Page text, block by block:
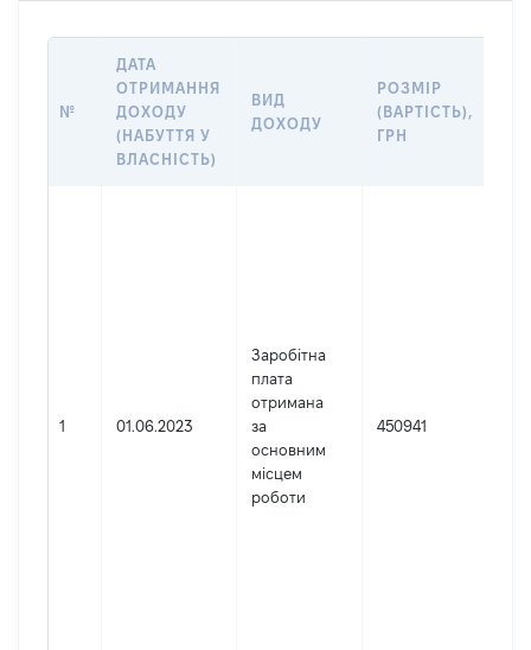
№
ДАТА
ОТРИМАННЯ
ДОХОДУ
(НАБУТТЯ У
ВЛАСНІСТЬ)
ВИД
ДОХОДУ
РОЗМІР
(ВАРТІСТЬ),
ГРН
1 01.06.2023
Заробітна
плата
отримана
за
основним
місцем
роботи
450941